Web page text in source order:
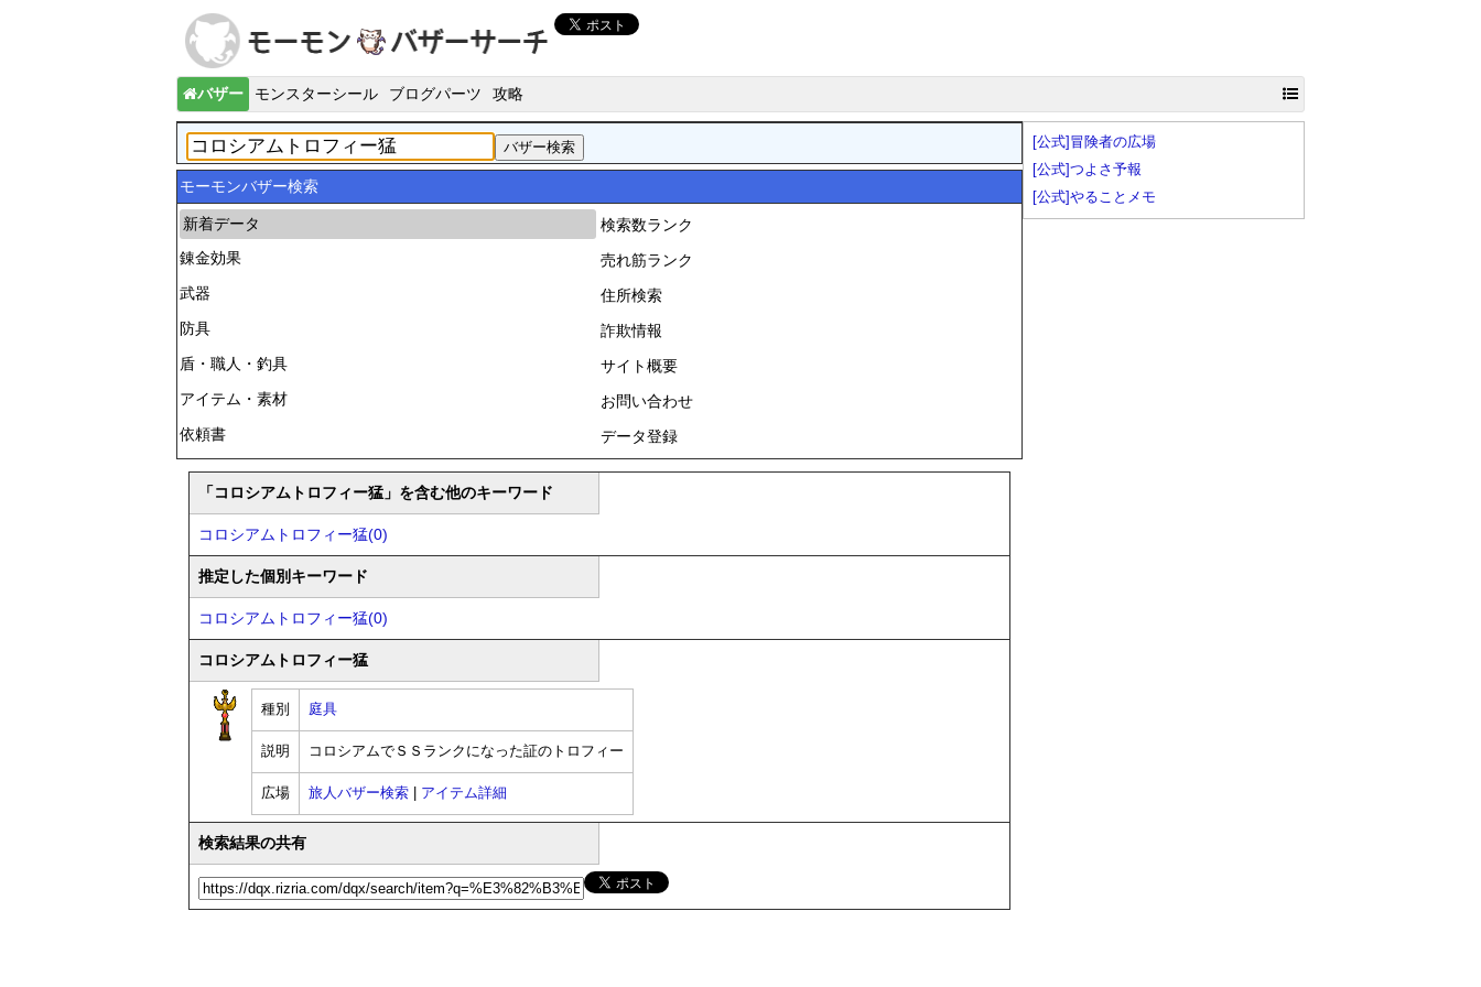
バザー モンスターシール ブログパーツ 攻略
モーモンバザー検索
新着データ
錬金効果
武器
防具
盾・職人・釣具
アイテム・素材
依頼書
検索数ランク
売れ筋ランク
住所検索
詐欺情報
サイト概要
お問い合わせ
データ登録
「コロシアムトロフィー猛」を含む他のキーワード
コロシアムトロフィー猛(0)
推定した個別キーワード
コロシアムトロフィー猛(0)
コロシアムトロフィー猛
種別 庭具
説明 コロシアムでＳＳランクになった証のトロフィー
広場 旅人バザー検索 アイテム詳細
検索結果の共有
[公式]冒険者の広場
[公式]つよさ予報
[公式]やることメモ